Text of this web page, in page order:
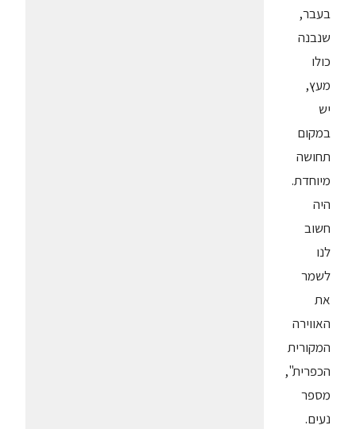
בעבר,
שנבנה
כולו
מעץ,
יש
במקום
תחושה
מיוחדת.
היה
חשוב
לנו
לשמר
את
האווירה
המקורית
הכפרית",
מספר
נעים.